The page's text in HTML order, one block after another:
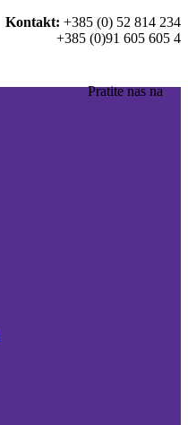
Kontakt: +385 (0) 52 814 234
+385 (0)91 605 605 4
Pratite nas na